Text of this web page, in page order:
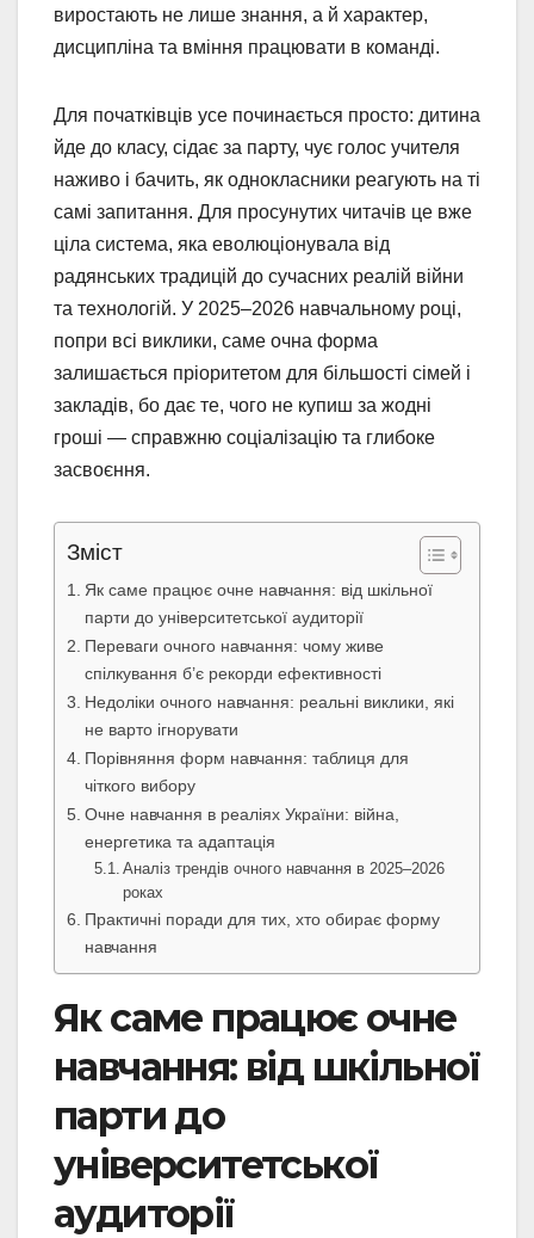
виростають не лише знання, а й характер,
дисципліна та вміння працювати в команді.
Для початківців усе починається просто: дитина
йде до класу, сідає за парту, чує голос учителя
наживо і бачить, як однокласники реагують на ті
самі запитання. Для просунутих читачів це вже
ціла система, яка еволюціонувала від
радянських традицій до сучасних реалій війни
та технологій. У 2025–2026 навчальному році,
попри всі виклики, саме очна форма
залишається пріоритетом для більшості сімей і
закладів, бо дає те, чого не купиш за жодні
гроші — справжню соціалізацію та глибоке
засвоєння.
Зміст
Як саме працює очне навчання: від шкільної
парти до університетської аудиторії
Переваги очного навчання: чому живе
спілкування б’є рекорди ефективності
Недоліки очного навчання: реальні виклики, які
не варто ігнорувати
Порівняння форм навчання: таблиця для
чіткого вибору
Очне навчання в реаліях України: війна,
енергетика та адаптація
Аналіз трендів очного навчання в 2025–2026
роках
Практичні поради для тих, хто обирає форму
навчання
Як саме працює очне
навчання: від шкільної
парти до
університетської
аудиторії